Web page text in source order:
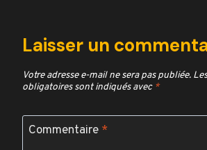
Laisser un
Votre adresse e-mail ne sera pas publiée.
obligatoires sont indiqués avec *
Commentaire *